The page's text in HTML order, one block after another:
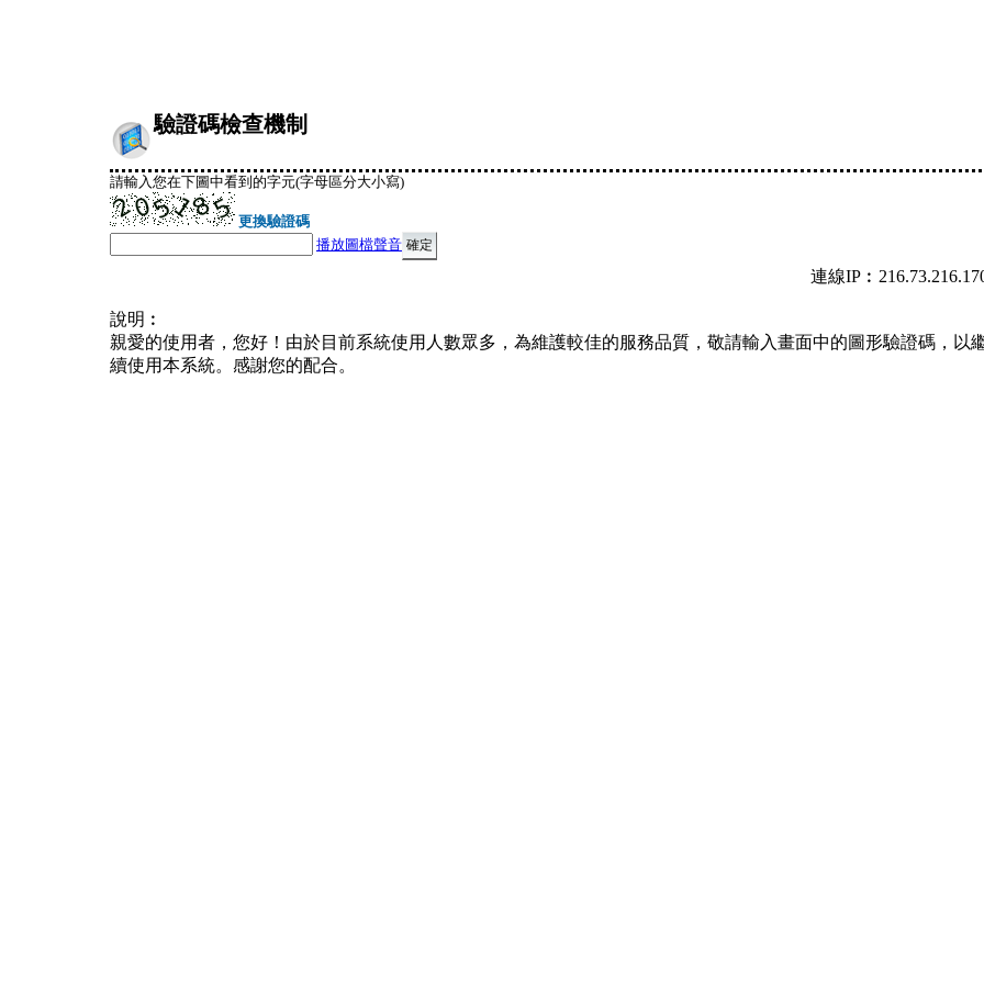
驗證碼檢查機制
請輸入您在下圖中看到的字元(字母區分大小寫)
更換驗證碼
播放圖檔聲音
連線
說明︰
親愛的使用者，您好！由於目前系統使用人數眾多，為維護較佳的服務品質，敬請輸入畫面中的圖形驗證碼，以
續使用本系統。感謝您的配合。